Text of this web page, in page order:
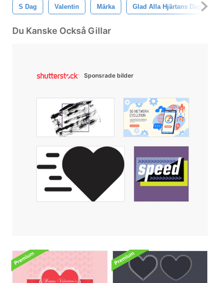
S Dag Valentin Märka Glad Alla Hjärtans Dag
Du Kanske Också Gillar
Sponsrade bilder